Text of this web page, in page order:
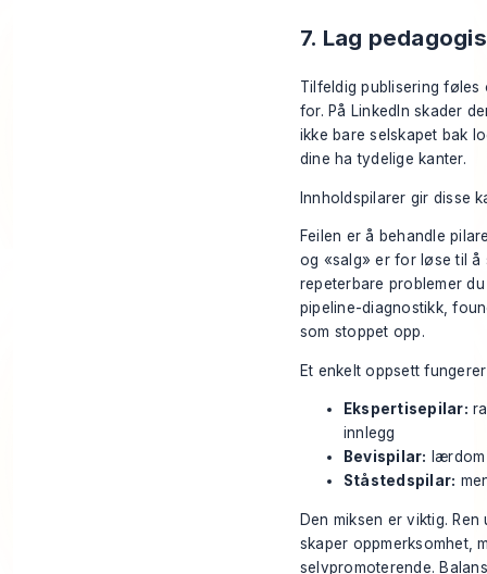
7. Lag
Tilfeldig publisering
for. På LinkedIn skader
ikke bare selskapet bak
dine ha tydelige kanter.
Innholdspilarer gir disse
Feilen er å behandle
og «salg» er for løse til å
repeterbare problemer
pipeline-diagnostikk,
som stoppet opp.
Et enkelt oppsett
Ekspertisepilar:
innlegg
Bevispilar:
Ståstedspilar:
Den miksen er viktig.
skaper oppmerksomhet,
selvpromoterende.